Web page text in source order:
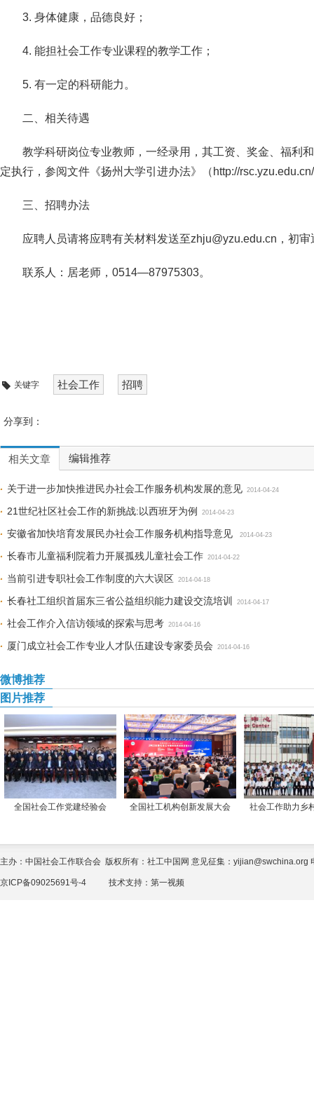
3. 身体健康，品德良好；
4. 能担社会工作专业课程的教学工作；
5. 有一定的科研能力。
二、相关待遇
教学科研岗位专业教师，一经录用，其工资、奖金、福利
定执行，参阅文件《扬州大学引进办法》（http://
三、招聘办法
应聘人员请将应聘有关材料发送至zhju@yzu.edu.cn，初
联系人：居老师，0514—87975303。
关键字 社会工作 招聘
分享到：
相关文章 编辑推荐
关于进一步加快推进民办社会工作服务机构发展的意见 2014-04-24
21世纪社区社会工作的新挑战:以西班牙为例 2014-04-23
安徽省加快培育发展民办社会工作服务机构指导意见 2014-04-23
长春市儿童福利院着力开展孤残儿童社会工作 2014-04-22
当前引进专职社会工作制度的六大误区 2014-04-18
长春社工组织首届东三省公益组织能力建设交流培训 2014-04-17
社会工作介入信访领域的探索与思考 2014-04-16
厦门成立社会工作专业人才队伍建设专家委员会 2014-04-16
微博推荐
图片推荐
全国社会工作党建经验会 全国社工机构创新发展大会 社会工作助力乡
主办：中国社会工作联合会 版权所有：社工中国网 意见征集：yijian@swchina.org
京ICP备09025691号-4 技术支持： 第一视频